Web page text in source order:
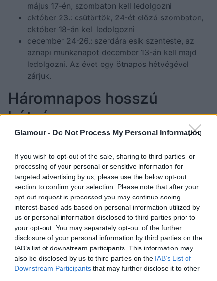
Glamour - Do Not Process My Personal Information
If you wish to opt-out of the sale, sharing to third parties, or
processing of your personal or sensitive information for
targeted advertising by us, please use the below opt-out
section to confirm your selection. Please note that after your
opt-out request is processed you may continue seeing
interest-based ads based on personal information utilized by
us or personal information disclosed to third parties prior to
your opt-out. You may separately opt-out of the further
disclosure of your personal information by third parties on the
IAB’s list of downstream participants. This information may
also be disclosed by us to third parties on the IAB’s List of
Downstream Participants that may further disclose it to other
május 17-én, szombaton kell ledolgozni
október 23.: csütörtök, 24-ét előző szombaton,
október 18-án kell ledolgozni
december 24-26.: szerdára esik szenteste, az
aznapi munkanapot december 13-án kell majd
ledolgozni. Az évet egy ötnapos hétvégével
zárjuk.
Háromnapos hosszú
hétvége
június 9.: pünkösdhétfő
Munkaszüneti napok még
2025-ben:
január 1.: szerda
augusztus 20.: szerda
Miután március 15. és november 1. is szombatra
esik, így ezen ünnepnapok miatt nem lesz
hosszúhétvége 2025-ben.